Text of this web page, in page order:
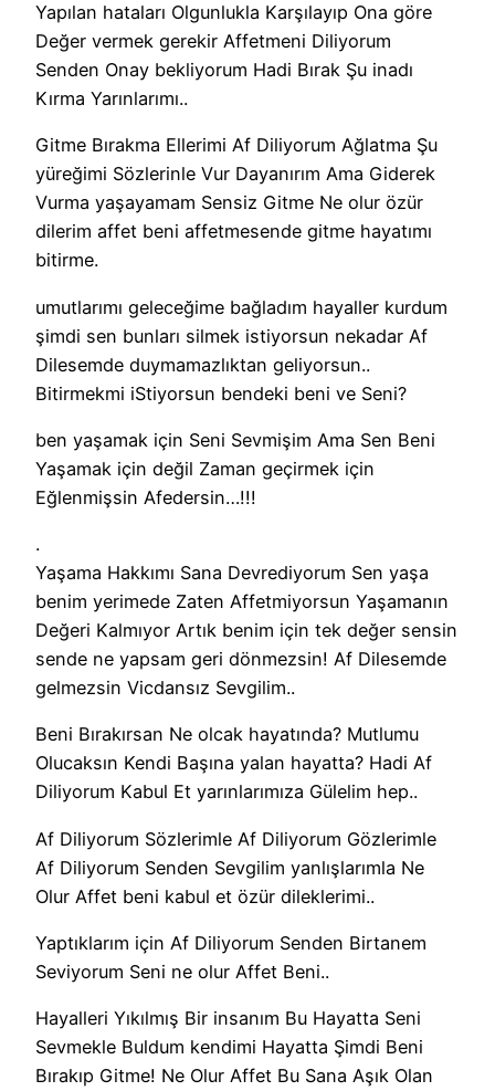
Yapılan hataları Olgunlukla Karşılayıp Ona göre
Değer vermek gerekir Affetmeni Diliyorum
Senden Onay bekliyorum Hadi Bırak Şu inadı
Kırma Yarınlarımı..
Gitme Bırakma Ellerimi Af Diliyorum Ağlatma Şu
yüreğimi Sözlerinle Vur Dayanırım Ama Giderek
Vurma yaşayamam Sensiz Gitme Ne olur özür
dilerim affet beni affetmesende gitme hayatımı
bitirme.
umutlarımı geleceğime bağladım hayaller kurdum
şimdi sen bunları silmek istiyorsun nekadar Af
Dilesemde duymamazlıktan geliyorsun..
Bitirmekmi iStiyorsun bendeki beni ve Seni?
ben yaşamak için Seni Sevmişim Ama Sen Beni
Yaşamak için değil Zaman geçirmek için
Eğlenmişsin Afedersin…!!!
.
Yaşama Hakkımı Sana Devrediyorum Sen yaşa
benim yerimede Zaten Affetmiyorsun Yaşamanın
Değeri Kalmıyor Artık benim için tek değer sensin
sende ne yapsam geri dönmezsin! Af Dilesemde
gelmezsin Vicdansız Sevgilim..
Beni Bırakırsan Ne olcak hayatında? Mutlumu
Olucaksın Kendi Başına yalan hayatta? Hadi Af
Diliyorum Kabul Et yarınlarımıza Gülelim hep..
Af Diliyorum Sözlerimle Af Diliyorum Gözlerimle
Af Diliyorum Senden Sevgilim yanlışlarımla Ne
Olur Affet beni kabul et özür dileklerimi..
Yaptıklarım için Af Diliyorum Senden Birtanem
Seviyorum Seni ne olur Affet Beni..
Hayalleri Yıkılmış Bir insanım Bu Hayatta Seni
Sevmekle Buldum kendimi Hayatta Şimdi Beni
Bırakıp Gitme! Ne Olur Affet Bu Sana Aşık Olan